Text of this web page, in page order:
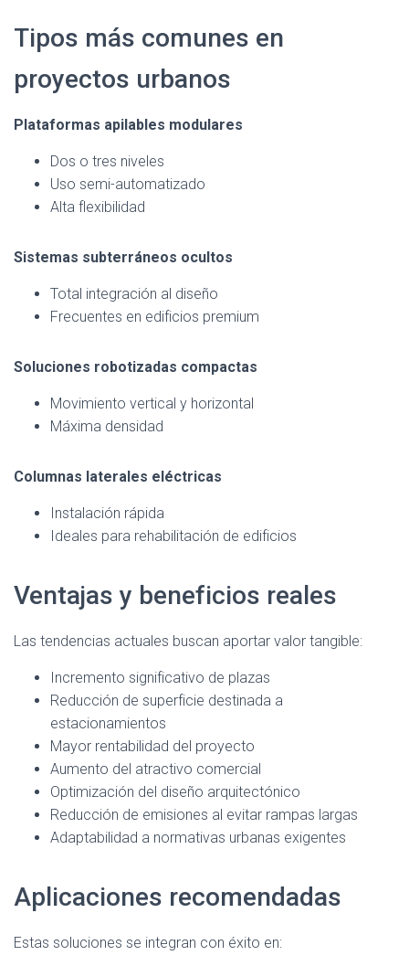
Tipos más comunes en
proyectos urbanos
Plataformas apilables modulares
Dos o tres niveles
Uso semi-automatizado
Alta flexibilidad
Sistemas subterráneos ocultos
Total integración al diseño
Frecuentes en edificios premium
Soluciones robotizadas compactas
Movimiento vertical y horizontal
Máxima densidad
Columnas laterales eléctricas
Instalación rápida
Ideales para rehabilitación de edificios
Ventajas y beneficios reales
Las tendencias actuales buscan aportar valor tangible:
Incremento significativo de plazas
Reducción de superficie destinada a
estacionamientos
Mayor rentabilidad del proyecto
Aumento del atractivo comercial
Optimización del diseño arquitectónico
Reducción de emisiones al evitar rampas largas
Adaptabilidad a normativas urbanas exigentes
Aplicaciones recomendadas
Estas soluciones se integran con éxito en: